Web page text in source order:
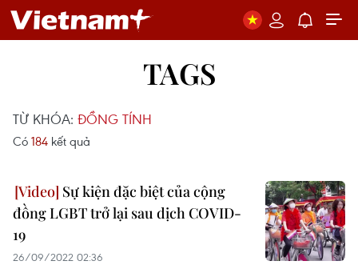
TAGS
TỪ KHÓA: ĐỒNG TÍNH
Có 184 kết quả
Sự kiện đặc biệt của cộng
đồng LGBT trở lại sau dịch COVID-
19
26/09/2022 02:36